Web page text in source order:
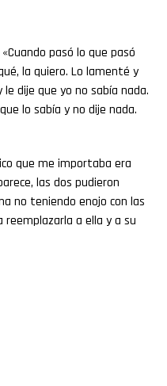
pasó lo que pasó
la quiero. Lo lamenté y
le dije que yo no sabía nada.
lo sabía y no dije nada.
que me importaba era
las dos pudieron
no teniendo enojo con las
reemplazarla a ella y a su